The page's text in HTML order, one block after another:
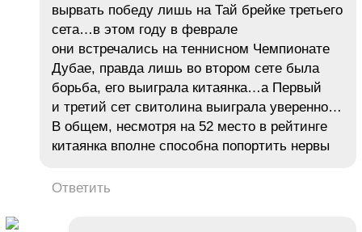
вырвать победу лишь на Тай брейке третьего
сета…в этом году в феврале
они встречались на теннисном Чемпионате
Дубае, правда лишь во втором сете была
борьба, его выиграла китаянка…а Первый
и третий сет свитолина выиграла уверенно…
В общем, несмотря на 52 место в рейтинге
китаянка вполне способна попортить нервы
Ответить